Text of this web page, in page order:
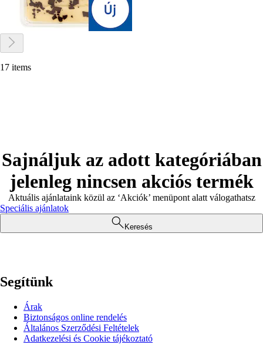
17 items
Sajnáljuk az adott kategóriában
jelenleg nincsen akciós termék
Aktuális ajánlataink közül az ‘Akciók’ menüpont alatt válogathatsz
Speciális ajánlatok
Keresés
Segítünk
Árak
Biztonságos online rendelés
Általános Szerződési Feltételek
Adatkezelési és Cookie tájékoztató